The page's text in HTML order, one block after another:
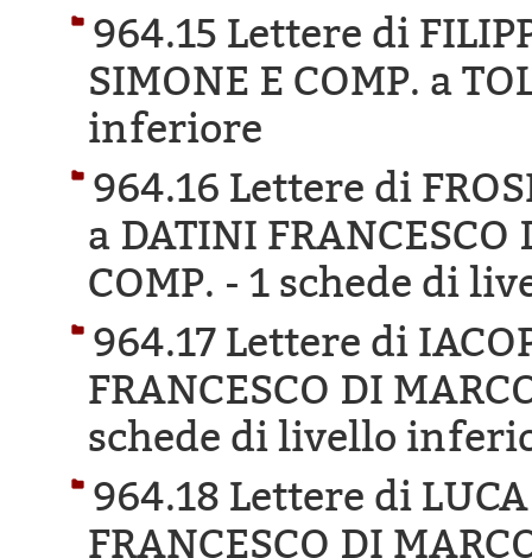
964.15 Lettere di
SIMONE E COMP. a
inferiore
964.16 Lettere di
a DATINI FRANCESCO
COMP. - 1 schede di
964.17 Lettere di
FRANCESCO DI
schede di livello
964.18 Lettere di
FRANCESCO DI